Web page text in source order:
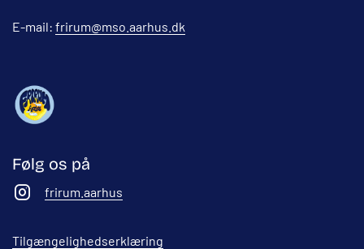
E-mail: frirum@mso.aarhus.dk
Følg os på
frirum.aarhus
Tilgængelighedserklæring